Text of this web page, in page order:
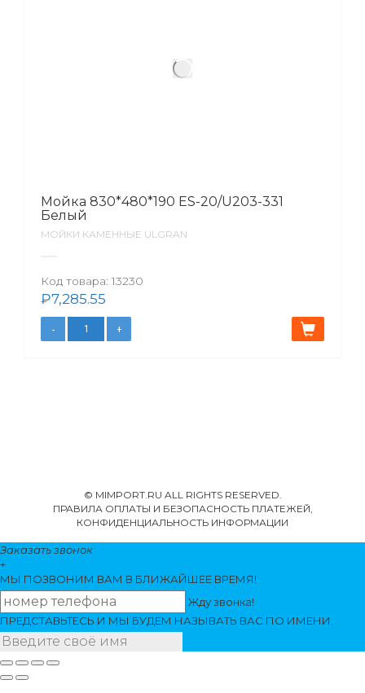
Мойка 830*480*190 ES-20/U203-331
Белый
МОЙКИ КАМЕННЫЕ ULGRAN
Код товара: 13230
₽7,285.55
© MIMPORT.RU ALL RIGHTS RESERVED.
ПРАВИЛА ОПЛАТЫ И БЕЗОПАСНОСТЬ ПЛАТЕЖЕЙ,
КОНФИДЕНЦИАЛЬНОСТЬ ИНФОРМАЦИИ
Заказать звонок
+
МЫ ПОЗВОНИМ ВАМ В БЛИЖАЙШЕЕ ВРЕМЯ!
Жду звонка!
ПРЕДСТАВЬТЕСЬ И МЫ БУДЕМ НАЗЫВАТЬ ВАС ПО ИМЕНИ.